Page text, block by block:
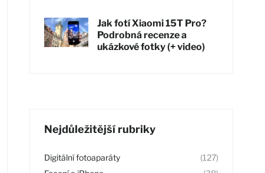
Jak fotí Xiaomi 15T Pro?
Podrobná recenze a
ukázkové fotky (+ video)
Nejdůležitější rubriky
Digitální fotoaparáty
(127)